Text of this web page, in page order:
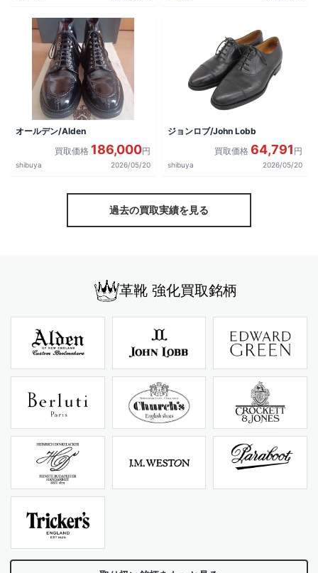
オールデン/Alden
買取価格 186,000円
shibuya 2026/05/20
ジョンロブ/John Lobb
買取価格 64,791 円
shibuya 2026/05/20
過去の買取実績を見る
革靴 強化買取銘柄